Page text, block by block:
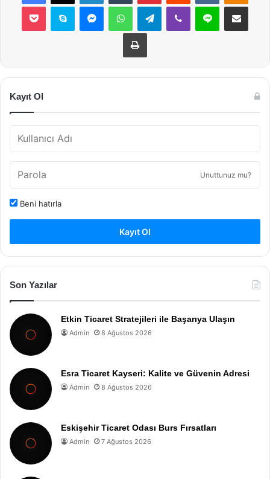
Pocket Skype MessengerWhatsAppTelegramViber Line E-Posta ile
Yazdır
Kayıt Ol
Unuttunuz mu?
Beni hatırla
Kayıt Ol
Son Yazılar
Etkin Ticaret Stratejileri ile Başarıya Ulaşın
Admin 8 Ağustos 2026
Esra Ticaret Kayseri: Kalite ve Güvenin Adresi
Admin 8 Ağustos 2026
Eskişehir Ticaret Odası Burs Fırsatları
Admin 7 Ağustos 2026